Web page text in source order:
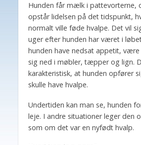
Hunden får mælk i pattevorterne,
opstår lidelsen på det tidspunkt,
normalt ville føde hvalpe. Det vil
uger efter hunden har været i
hunden have nedsat appetit, være
sig ned i møbler, tæpper og lign.
karakteristisk, at hunden opfører
skulle have hvalpe.
Undertiden kan man se, hunden
leje. I andre situationer leger den
som om det var en nyfødt hvalp.